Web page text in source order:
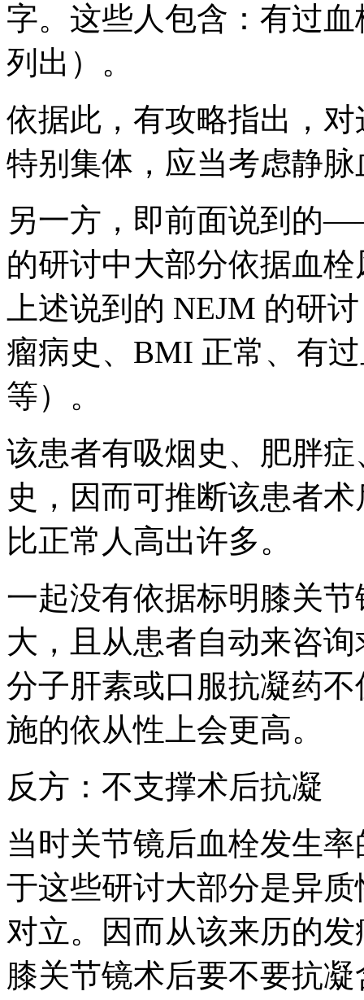
字。这些人包含：有过
列出）。
依据此，有攻略指出，
特别集体，应当考虑静
另一方，即前面说到的
的研讨中大部分依据血
上述说到的 NEJM 的研
瘤病史、BMI 正常、有
等）。
该患者有吸烟史、肥胖
史，因而可推断该患者
比正常人高出许多。
一起没有依据标明膝关
大，且从患者自动来咨
分子肝素或口服抗凝药
施的依从性上会更高。
反方：不支撑术后抗凝
当时关节镜后血栓发生
于这些研讨大部分是异
对立。因而从该来历的
膝关节镜术后要不要抗